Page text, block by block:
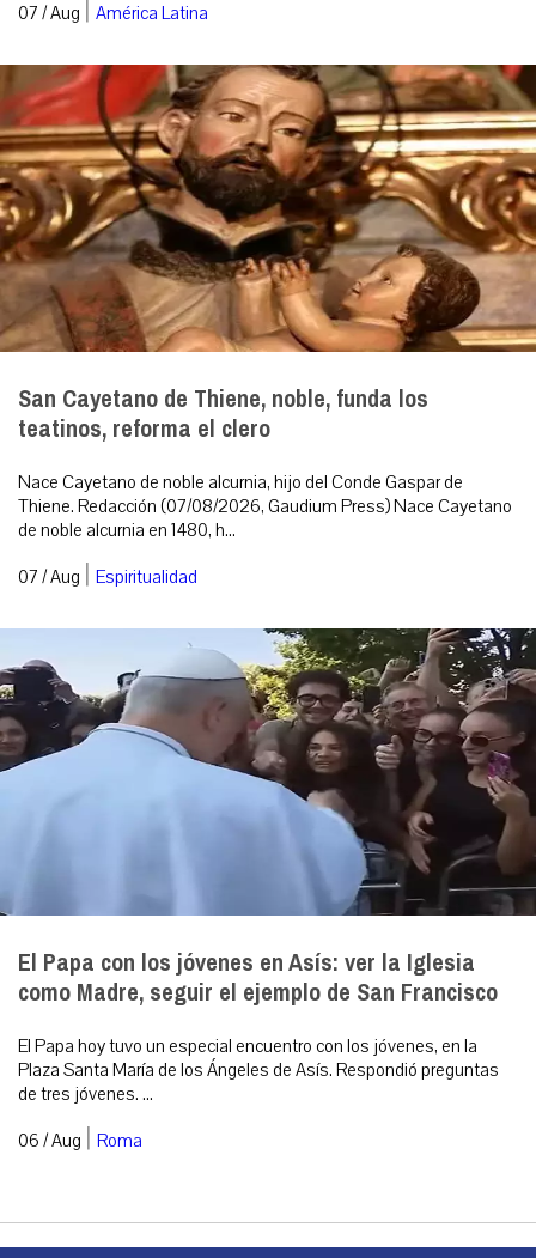
07 / Aug América Latina
San Cayetano de Thiene, noble, funda los
teatinos, reforma el clero
Nace Cayetano de noble alcurnia, hijo del Conde Gaspar de
Thiene. Redacción (07/08/2026, Gaudium Press) Nace Cayetano
de noble alcurnia en 1480, h...
07 / Aug | Espiritualidad
El Papa con los jóvenes en Asís: ver la Iglesia
como Madre, seguir el ejemplo de San Francisco
El Papa hoy tuvo un especial encuentro con los jóvenes, en la
Plaza Santa María de los Ángeles de Asís. Respondió preguntas
de tres jóvenes. ...
06 / Aug | Roma